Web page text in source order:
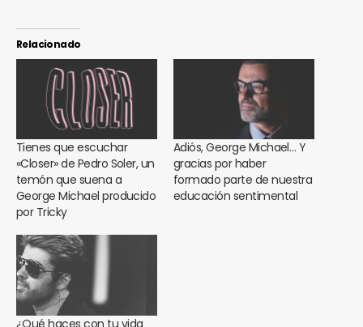
Relacionado
Tienes que escuchar
«Closer» de Pedro Soler, un
temón que suena a
George Michael producido
por Tricky
Adiós, George Michael… Y
gracias por haber
formado parte de nuestra
educación sentimental
¿Qué haces con tu vida